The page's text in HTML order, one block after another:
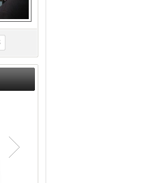
!
Teşrik tekbiri nedir? Ne anlama gelir?